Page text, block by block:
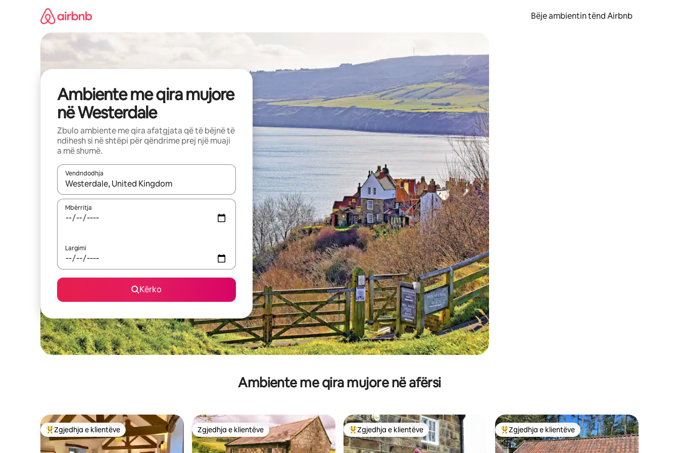
Bëje ambientin tënd Airbnb
Ambiente me qira mujore
në Westerdale
Zbulo ambiente me qira afatgjata që të bëjnë të
ndihesh si në shtëpi për qëndrime prej një muaji
a më shumë.
Vendndodhja
Kur rezultatet të jenë të disponueshme, lëviz me butonat e shigjetave lart e poshtë ose eksploro duke prekur ose duke lëvizur ekranin.
Mbërritja
Largimi
Kërko
Ambiente me qira mujore në afërsi
Më të mirat e zgjedhjeve të klientëve
Zgjedhja e klientëve Zgjedhja e klientëve
Zgjedhja e klientëve Më të mirat e zgjedhjeve të klientëve
Zgjedhja e klientëve Më të mirat e zgjedhjeve të klientëve
Zgjedhja e klientëve